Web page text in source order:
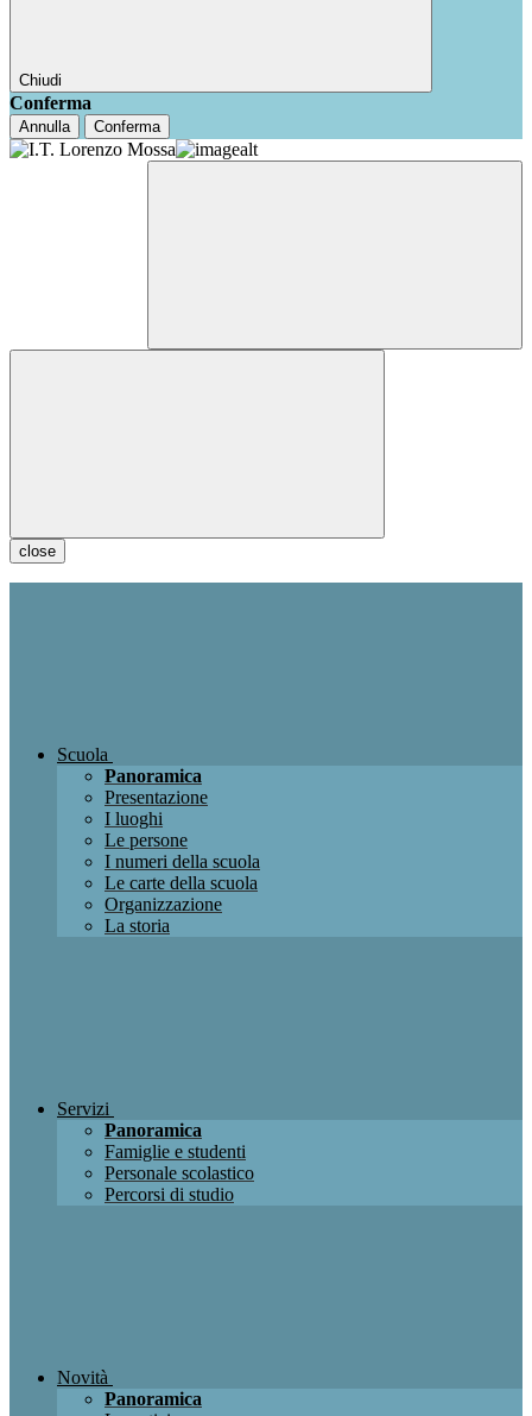
Chiudi
Conferma
Annulla Conferma
close
Scuola
Panoramica
Presentazione
I luoghi
Le persone
I numeri della scuola
Le carte della scuola
Organizzazione
La storia
Servizi
Panoramica
Famiglie e studenti
Personale scolastico
Percorsi di studio
Novità
Panoramica